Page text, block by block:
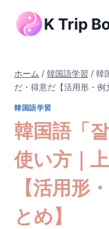
K Trip
ホーム / 韓国語学習 / 韓
だ・得意だ【活用形・例
韓国語学習
韓国語「
使い方｜
【活用形
とめ】